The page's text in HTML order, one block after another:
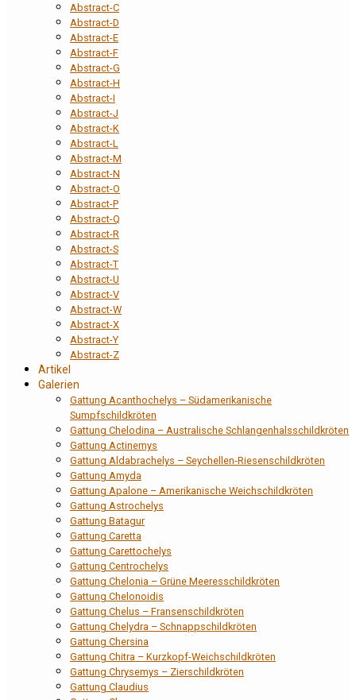
Abstract-C
Abstract-D
Abstract-E
Abstract-F
Abstract-G
Abstract-H
Abstract-I
Abstract-J
Abstract-K
Abstract-L
Abstract-M
Abstract-N
Abstract-O
Abstract-P
Abstract-Q
Abstract-R
Abstract-S
Abstract-T
Abstract-U
Abstract-V
Abstract-W
Abstract-X
Abstract-Y
Abstract-Z
Artikel
Galerien
Gattung Acanthochelys – Südamerikanische
Sumpfschildkröten
Gattung Chelodina – Australische Schlangenhalsschildkröten
Gattung Actinemys
Gattung Aldabrachelys – Seychellen-Riesenschildkröten
Gattung Amyda
Gattung Apalone – Amerikanische Weichschildkröten
Gattung Astrochelys
Gattung Batagur
Gattung Caretta
Gattung Carettochelys
Gattung Centrochelys
Gattung Chelonia – Grüne Meeresschildkröten
Gattung Chelonoidis
Gattung Chelus – Fransenschildkröten
Gattung Chelydra – Schnappschildkröten
Gattung Chersina
Gattung Chitra – Kurzkopf-Weichschildkröten
Gattung Chrysemys – Zierschildkröten
Gattung Claudius